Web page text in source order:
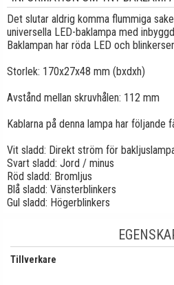
Det slutar aldrig komma flummiga
universella LED-baklampa med
Baklampan har röda LED och
Storlek: 170x27x48 mm (bxdxh)
Avstånd mellan skruvhålen: 112 mm
Kablarna på denna lampa har följande
Vit sladd: Direkt ström för
Svart sladd: Jord / minus
Röd sladd: Bromljus
Blå sladd: Vänsterblinkers
Gul sladd: Högerblinkers
Tillverkare